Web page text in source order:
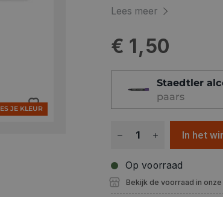
JE KLEUR
Kleurintensief,
Zwart is
Geblokkeerde punt
DRY SAFE - kan
Vliegtuigveilig -
leegloopt in het
Lijnbreedte ca. 2,0
Lees meer
€ 1,50
Staedtler
paars
In het
Op voorraad
Bekijk de voorraad in